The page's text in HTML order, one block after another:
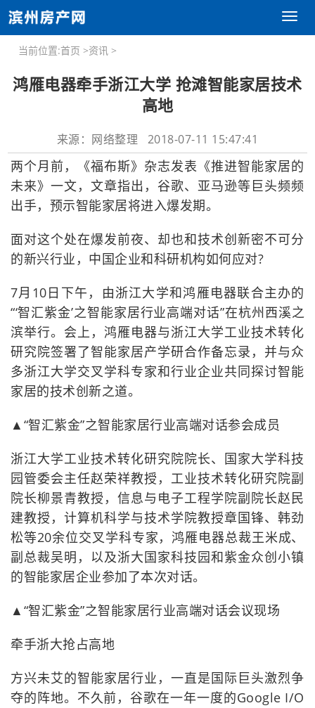
Toggle
当前位置:首页 >资讯 >
鸿雁电器牵手浙江大学 抢滩智能家居技术
高地
来源：网络整理 2018-07-11 15:47:41
两个月前，《福布斯》杂志发表《推进智能家居的
未来》一文，文章指出，谷歌、亚马逊等巨头频频
出手，预示智能家居将进入爆发期。
面对这个处在爆发前夜、却也和技术创新密不可分
的新兴行业，中国企业和科研机构如何应对?
7月10日下午，由浙江大学和鸿雁电器联合主办的
“‘智汇紫金’之智能家居行业高端对话”在杭州西溪之
滨举行。会上，鸿雁电器与浙江大学工业技术转化
研究院签署了智能家居产学研合作备忘录，并与众
多浙江大学交叉学科专家和行业企业共同探讨智能
家居的技术创新之道。
▲“智汇紫金”之智能家居行业高端对话参会成员
浙江大学工业技术转化研究院院长、国家大学科技
园管委会主任赵荣祥教授，工业技术转化研究院副
院长柳景青教授，信息与电子工程学院副院长赵民
建教授，计算机科学与技术学院教授章国锋、韩劲
松等20余位交叉学科专家，鸿雁电器总裁王米成、
副总裁吴明，以及浙大国家科技园和紫金众创小镇
的智能家居企业参加了本次对话。
▲“智汇紫金”之智能家居行业高端对话会议现场
牵手浙大抢占高地
方兴未艾的智能家居行业，一直是国际巨头激烈争
夺的阵地。不久前，谷歌在一年一度的Google I/O